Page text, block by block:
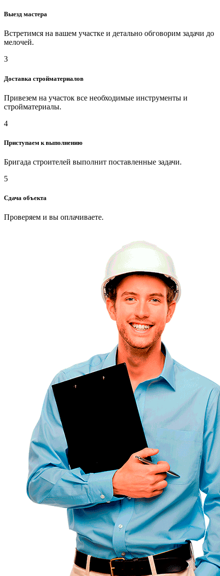
Выезд мастера
Встретимся на вашем участке и детально обговорим задачи до
мелочей.
3
Доставка стройматериалов
Привезем на участок все необходимые инструменты и
стройматериалы.
4
Приступаем к выполнению
Бригада строителей выполнит поставленные задачи.
5
Сдача объекта
Проверяем и вы оплачиваете.